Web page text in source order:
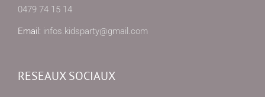
0479 74 15 14
Email: infos.kidsparty@gmail.com
RESEAUX SOCIAUX